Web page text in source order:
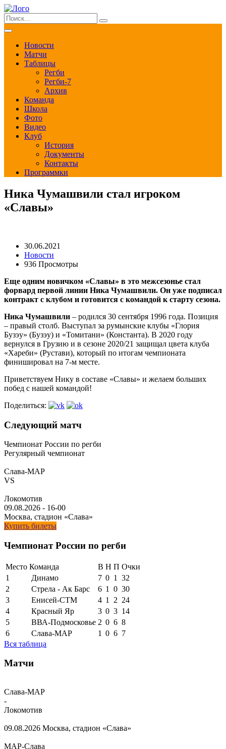
Новости
Матчи
Таблицы
Регби
Регби-7
Архив
Команда
Школа
Фото
Видео
Клуб
История
Документы
Контакты
Программки
Ника Чумашвили стал игроком
«Славы»
30.06.2021
Новости
936 Просмотры
Еще одним новичком «Славы» в это межсезонье стал
форвард первой линии Ника Чумашвили. Он уже подписал
контракт с клубом и готовится с командой к старту сезона.
Ника Чумашвили – родился 30 сентября 1996 года. Позиция
– правый столб. Выступал за румынские клубы «Глория
Бузэу» (Бузэу) и «Томитани» (Константа). В 2020 году
вернулся в Грузию и в сезоне 2020/21 защищал цвета клуба
«Хареби» (Рустави), который по итогам чемпионата
финишировал на 7-м месте.
Приветствуем Нику в составе «Славы» и желаем больших
побед с нашей командой!
Поделиться:
Следующий матч
Чемпионат России по регби
Регулярный чемпионат
Слава-МАР
VS
Локомотив
09.08.2026 - 16-00
Москва, стадион «Слава»
Купить билеты
Чемпионат России по регби
Место Команда В Н П Очки
1
Динамо 7 0 1
32
2
Стрела - Ак Барс 6 1 0 30
3
Енисей-СТМ 4 1 2 24
4
Красный Яр 3 0 3 14
5
ВВА-Подмосковье 2 0 6 8
6
Слава-МАР 1 0 6 7
Вся таблица
Матчи
Слава-МАР
-
Локомотив
09.08.2026 Москва, стадион «Слава»
МАР-Слава